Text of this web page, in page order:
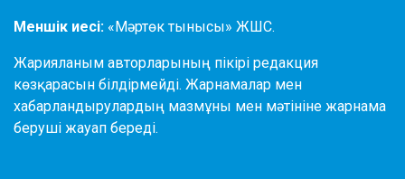
Меншік иесі: «Мәртөк тынысы» ЖШС.
Жарияланым авторларының пікірі редакция
көзқарасын білдірмейді. Жарнамалар мен
хабарландырулардың мазмұны мен мәтініне жарнама
беруші жауап береді.